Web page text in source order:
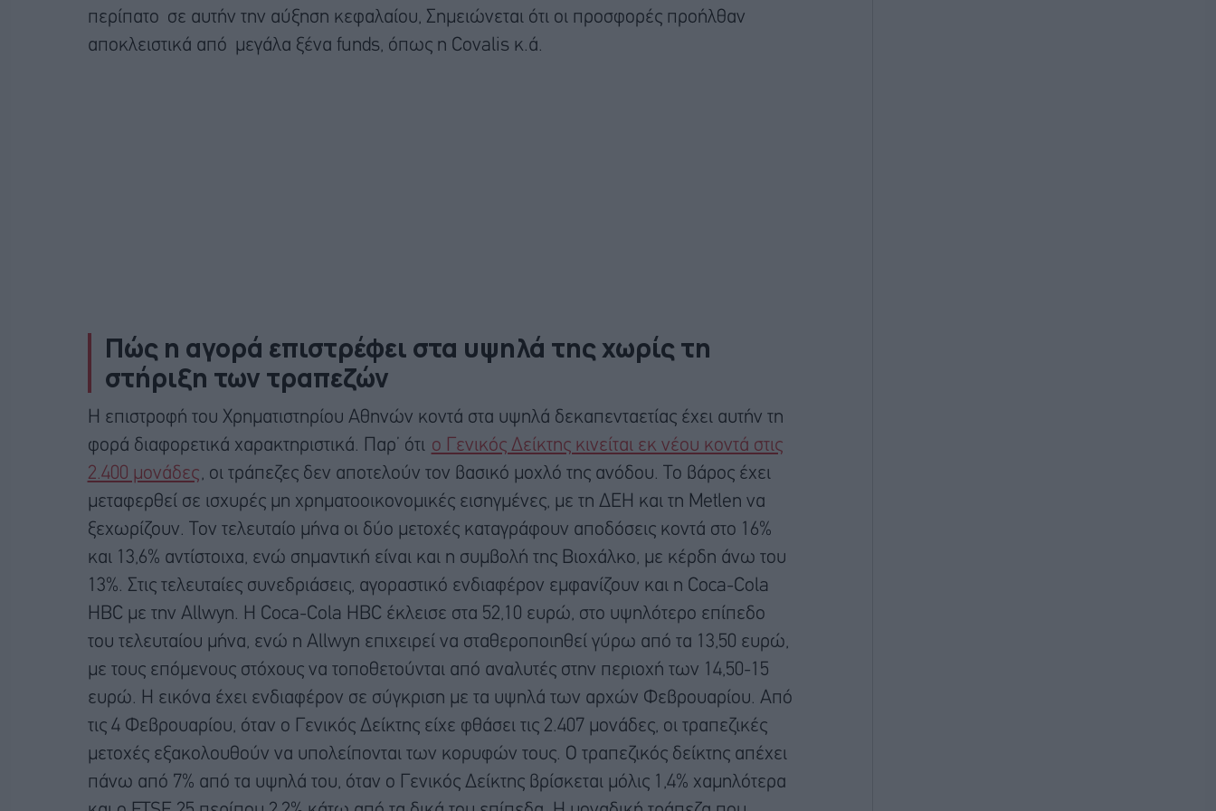
περίπατο σε αυτήν την αύξηση κεφαλαίου, Σημειώνεται ότι οι προσφορές προήλθαν
αποκλειστικά από μεγάλα ξένα funds, όπως η Covalis κ.ά.
Πώς η αγορά επιστρέφει στα υψηλά της χωρίς τη
στήριξη των τραπεζών
Η επιστροφή του Χρηματιστηρίου Αθηνών κοντά στα υψηλά δεκαπενταετίας έχει αυτήν τη
φορά διαφορετικά χαρακτηριστικά. Παρ’ ότι ο Γενικός Δείκτης κινείται εκ νέου κοντά στις
2.400 μονάδες
, οι τράπεζες δεν αποτελούν τον βασικό μοχλό της ανόδου. Το βάρος έχει
μεταφερθεί σε ισχυρές μη χρηματοοικονομικές εισηγμένες, με τη ΔΕΗ και τη Metlen να
ξεχωρίζουν. Τον τελευταίο μήνα οι δύο μετοχές καταγράφουν αποδόσεις κοντά στο 16%
και 13,6% αντίστοιχα, ενώ σημαντική είναι και η συμβολή της Βιοχάλκο, με κέρδη άνω του
13%. Στις τελευταίες συνεδριάσεις, αγοραστικό ενδιαφέρον εμφανίζουν και η Coca-Cola
HBC με την Allwyn. Η Coca-Cola HBC έκλεισε στα 52,10 ευρώ, στο υψηλότερο επίπεδο
του τελευταίου μήνα, ενώ η Allwyn επιχειρεί να σταθεροποιηθεί γύρω από τα 13,50 ευρώ,
με τους επόμενους στόχους να τοποθετούνται από αναλυτές στην περιοχή των 14,50-15
ευρώ. Η εικόνα έχει ενδιαφέρον σε σύγκριση με τα υψηλά των αρχών Φεβρουαρίου. Από
τις 4 Φεβρουαρίου, όταν ο Γενικός Δείκτης είχε φθάσει τις 2.407 μονάδες, οι τραπεζικές
μετοχές εξακολουθούν να υπολείπονται των κορυφών τους. Ο τραπεζικός δείκτης απέχει
πάνω από 7% από τα υψηλά του, όταν ο Γενικός Δείκτης βρίσκεται μόλις 1,4% χαμηλότερα